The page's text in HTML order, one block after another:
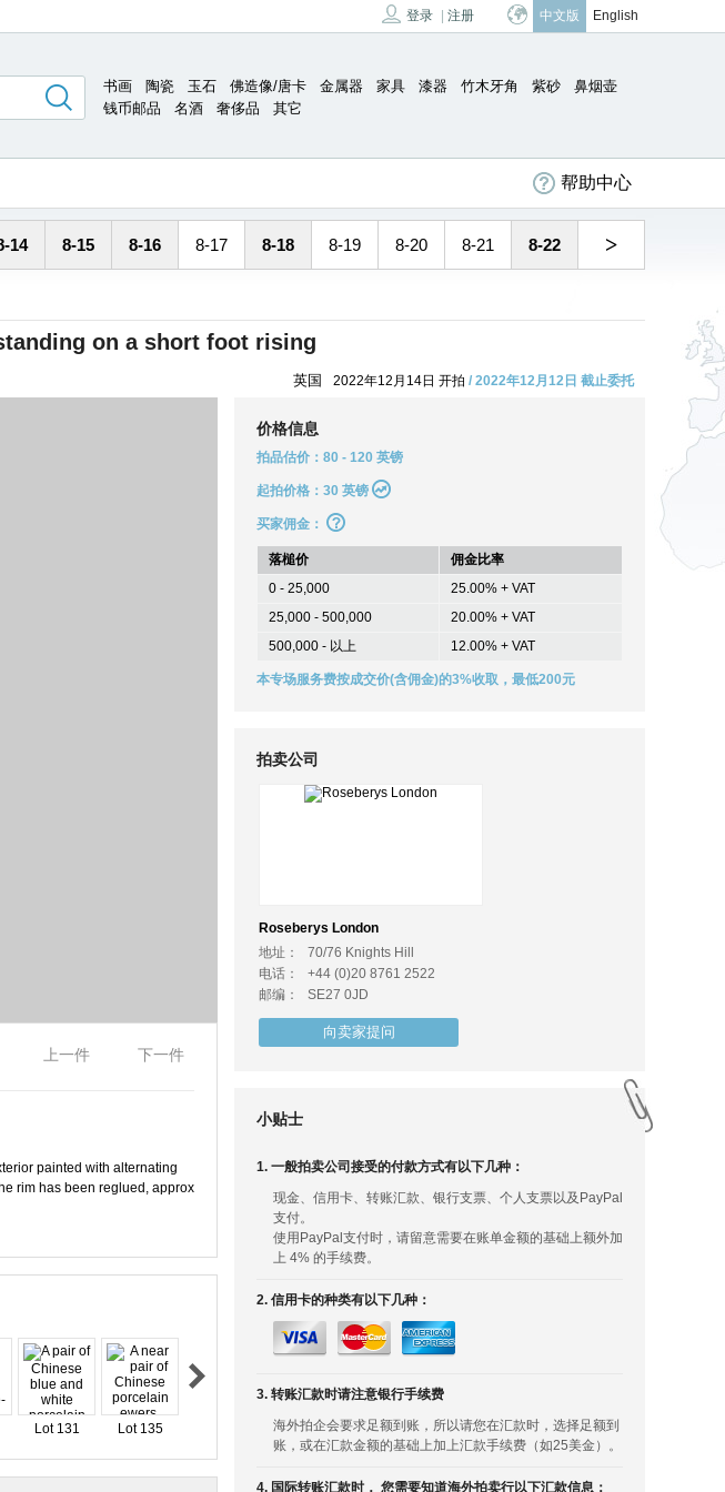
登录 注册 中文版 English
书画 陶瓷 玉石 佛造像/唐卡 金属器 家具 漆器 竹木牙角 紫砂
鼻烟壶
钱币邮品
名酒 奢侈品 其它
帮助中心
14 8-15 8-16 8-17 8-18 8-19 8-20 8-21 8-22 >
on a short foot rising
英国 2022年12月14日 开拍 / 2022年12月12日 截止委托
上一件 下一件
painted with alternating
rim has been reglued, approx
Lot 131 Lot 135
价格信息
拍品估价：80 - 120 英镑
起拍价格：30 英镑
买家佣金：
落槌价
佣金比率
0 - 25,000
25.00% + VAT
25,000 - 500,000
20.00% + VAT
500,000 - 以上
12.00% + VAT
本专场服务费按成交价(含佣金)的3%收取，最低200元
拍卖公司
Roseberys London
地址：
70/76 Knights Hill
电话：
+44 (0)20 8761 2522
邮编：
SE27 0JD
向卖家提问
小贴士
1. 一般拍卖公司接受的付款方式有以下几种：
现金、信用卡、转账汇款、银行支票、个人支票以及PayPal
支付。
使用PayPal支付时，请留意需要在账单金额的基础上额外加
上 4% 的手续费。
2. 信用卡的种类有以下几种：
3. 转账汇款时请注意银行手续费
海外拍企会要求足额到账，所以请您在汇款时，选择足额到
账，或在汇款金额的基础上加上汇款手续费（如25美金）。
4. 国际转账汇款时， 您需要知道海外拍卖行以下汇款信息：